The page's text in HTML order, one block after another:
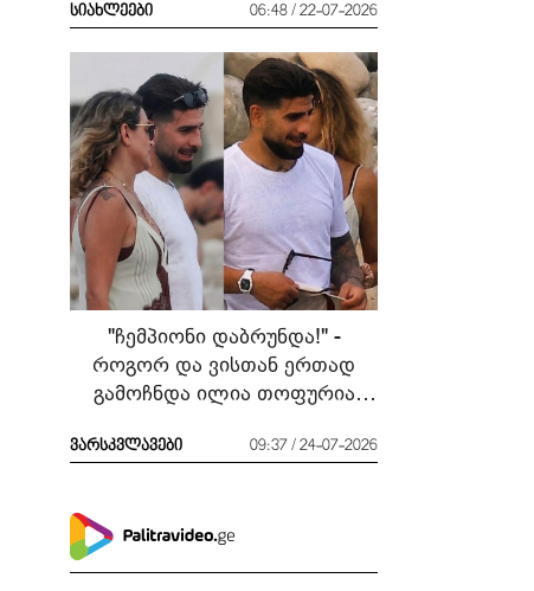
სიახლეები 06:48 / 22-07-2026
"ჩემპიონი დაბრუნდა!" -
როგორ და ვისთან ერთად
გამოჩნდა ილია თოფურია
ვარსკვლავები 09:37 / 24-07-2026